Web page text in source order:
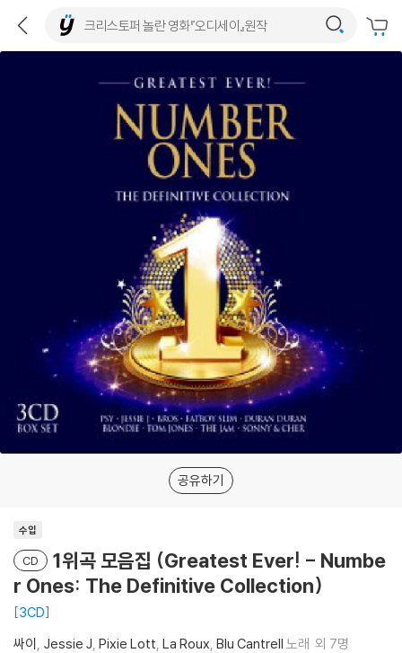
공유하기
수입
CD
1위곡 모음집 (Greatest Ever! - Numbe
r Ones: The Definitive Collection)
3CD
싸이 Jessie J Pixie Lott La Roux Blu Cantrell 노래 외 7명